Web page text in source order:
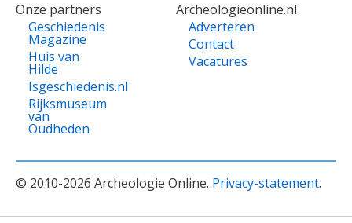
Onze partners
Geschiedenis
Magazine
Huis van
Hilde
Isgeschiedenis.nl
Rijksmuseum
van
Oudheden
Archeologieonline.nl
Adverteren
Contact
Vacatures
© 2010-2026 Archeologie Online. Privacy-statement.